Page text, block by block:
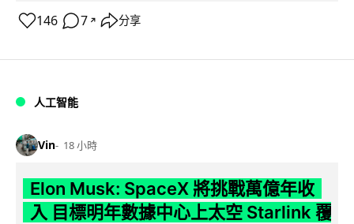
146 7 ↗ 分享
人工智能
Vin 18 小時
Elon Musk: SpaceX 將挑戰萬億年收
入 目標明年數據中心上太空 Starlink 覆